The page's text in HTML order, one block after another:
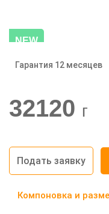
NEW
-20%
Гарантия 12 месяцев
32120 г
Подать заявку
Компоновка и